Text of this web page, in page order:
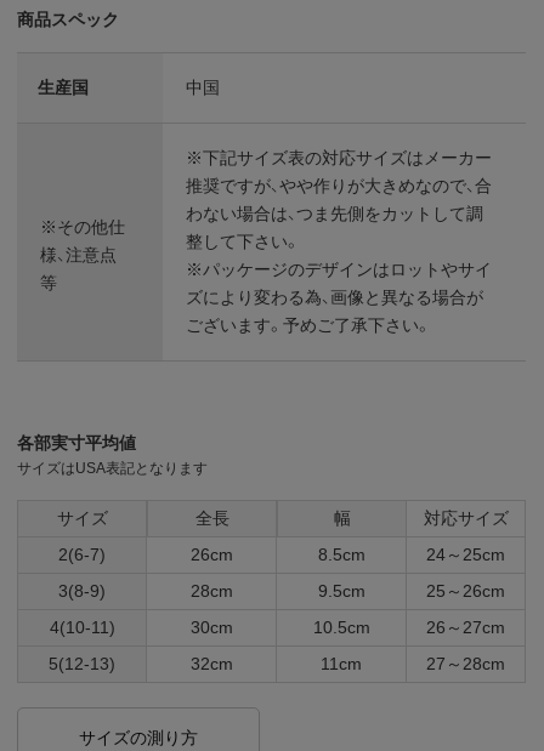
商品スペック
生産国 中国
※その他仕
様、注意点
等
※下記サイズ表の対応サイズはメーカー
推奨ですが、やや作りが大きめなので、合
わない場合は、つま先側をカットして調
整して下さい。
※パッケージのデザインはロットやサイ
ズにより変わる為、画像と異なる場合が
ございます。予めご了承下さい。
各部実寸平均値
サイズはUSA表記となります
サイズ 全長 幅
対応サイズ
2(6-7)
26cm 8.5cm
24～25cm
3(8-9)
28cm 9.5cm
25～26cm
4(10-11)
30cm 10.5cm
26～27cm
5(12-13)
32cm 11cm 27～28cm
サイズの測り方